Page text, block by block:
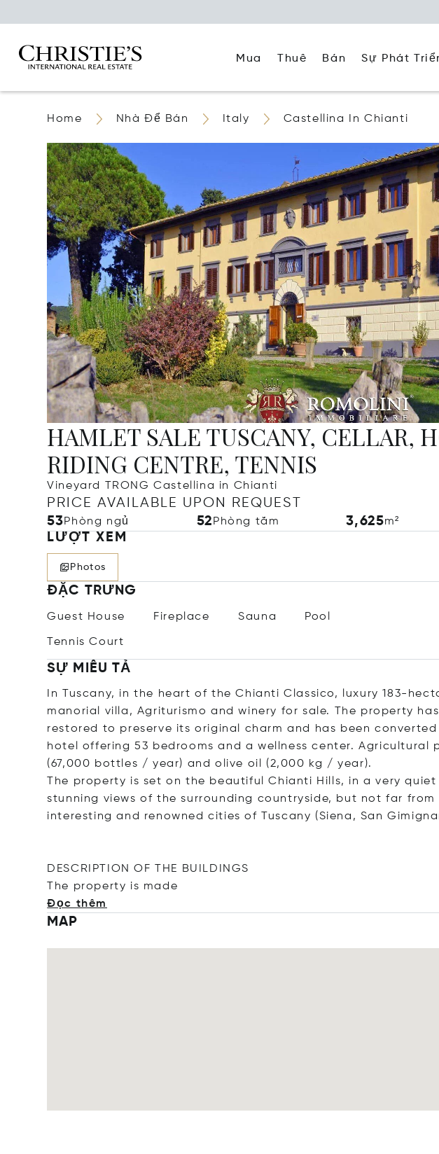
Mua Thuê Bán Sự Phát
Home Nhà Để Bán Italy Castellina In Chianti
HAMLET SALE TUSCANY, CELLAR,
RIDING CENTRE, TENNIS
Vineyard TRONG Castellina in Chianti
PRICE AVAILABLE UPON REQUEST
53Phòng ngủ 52 Phòng tắm 3,625m²
LƯỢT XEM
Photos
ĐẶC TRƯNG
Guest House Fireplace Sauna Pool
Tennis Court
SỰ MIÊU TẢ
In Tuscany, in the heart of the Chianti Classico, luxury 183-
manorial villa, Agriturismo and winery for sale. The property
restored to preserve its original charm and has been
hotel offering 53 bedrooms and a wellness center. Agricultural
(67,000 bottles / year) and olive oil (2,000 kg / year).
The property is set on the beautiful Chianti Hills, in a very
stunning views of the surrounding countryside, but not far from
interesting and renowned cities of Tuscany (Siena, San
DESCRIPTION OF THE BUILDINGS
The property is made
Đọc thêm
MAP